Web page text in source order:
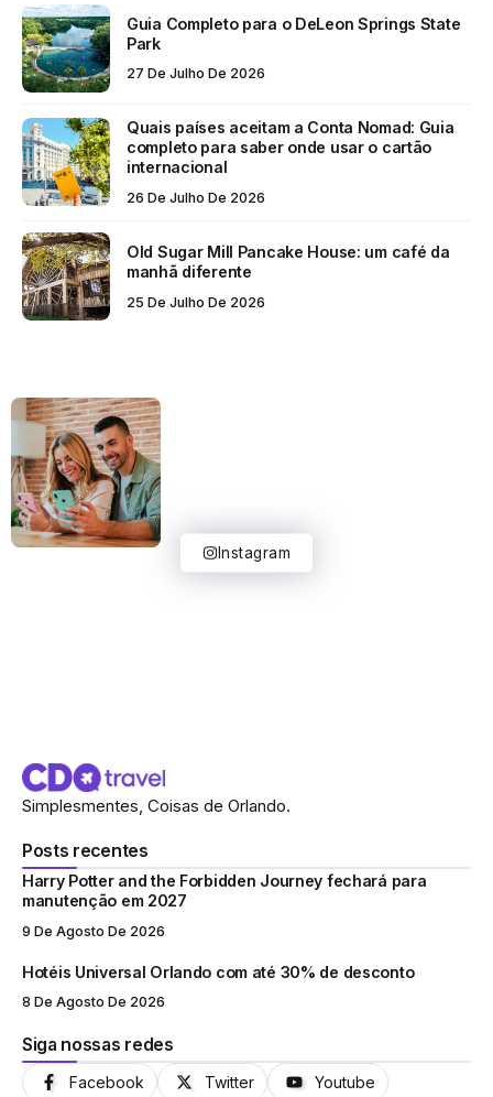
Guia Completo para o DeLeon Springs State
Park
27 De Julho De 2026
Quais países aceitam a Conta Nomad: Guia
completo para saber onde usar o cartão
internacional
26 De Julho De 2026
Old Sugar Mill Pancake House: um café da
manhã diferente
25 De Julho De 2026
Instagram
Simplesmentes, Coisas de Orlando.
Posts recentes
Harry Potter and the Forbidden Journey fechará para
manutenção em 2027
9 De Agosto De 2026
Hotéis Universal Orlando com até 30% de desconto
8 De Agosto De 2026
Siga nossas redes
Facebook Twitter Youtube